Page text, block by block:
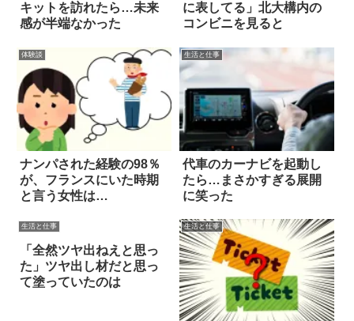
キットを訪れたら…未来
感が半端なかった
に表してる」北大構内の
コンビニを見ると
体験談
ナンパされた経験の98％
が、フランスにいた時期
と言う女性は…
生活と仕事
代車のカーナビを起動し
たら…まさかすぎる展開
に笑った
生活と仕事
「全然ツヤ出ねえと思っ
た」ツヤ出し材だと思っ
て塗っていたのは
生活と仕事